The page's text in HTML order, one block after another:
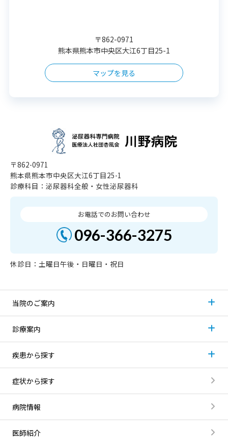
〒862-0971
熊本県熊本市中央区大江6丁目25-1
マップを見る
〒862-0971
熊本県熊本市中央区大江6丁目25-1
診療科目：泌尿器科全般・女性泌尿器科
お電話でのお問い合わせ
096-366-3275
休診日：土曜日午後・日曜日・祝日
当院のご案内
診療案内
疾患から探す
症状から探す
病院情報
医師紹介